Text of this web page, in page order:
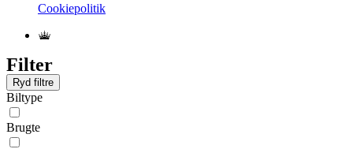
Cookiepolitik
Filter
Ryd filtre
Biltype
Brugte